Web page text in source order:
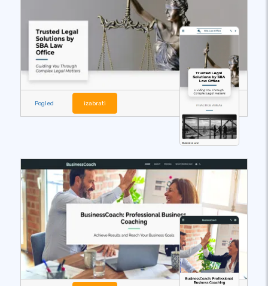
Pogled izabrati